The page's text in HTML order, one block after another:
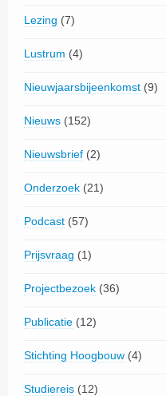
Lezing (7)
Lustrum (4)
Nieuwjaarsbijeenkomst (9)
Nieuws (152)
Nieuwsbrief (2)
Onderzoek (21)
Podcast (57)
Prijsvraag (1)
Projectbezoek (36)
Publicatie (12)
Stichting Hoogbouw (4)
Studiereis (12)